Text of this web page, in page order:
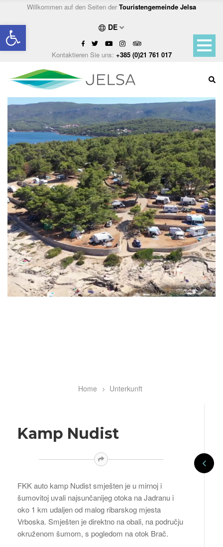
Open toolbar
Willkommen auf den Seiten der Touristengemeinde Jelsa
DE
Kontaktieren Sie uns: +385 (0)21 761 017
Home Unterkunft
Kamp Nudist
FKK auto kamp Nudist smješten je u mirnoj i
šumovitoj uvali najsunčanijeg otoka na Jadranu i
oko 1 km udaljen od malog ribarskog mjesta
Vrboska. Smješten je direktno na obali, na području
okruženom šumom, s pogledom na otok Brač.